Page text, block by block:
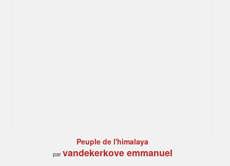
Peuple de l'himalaya
parvandekerkove emmanuel